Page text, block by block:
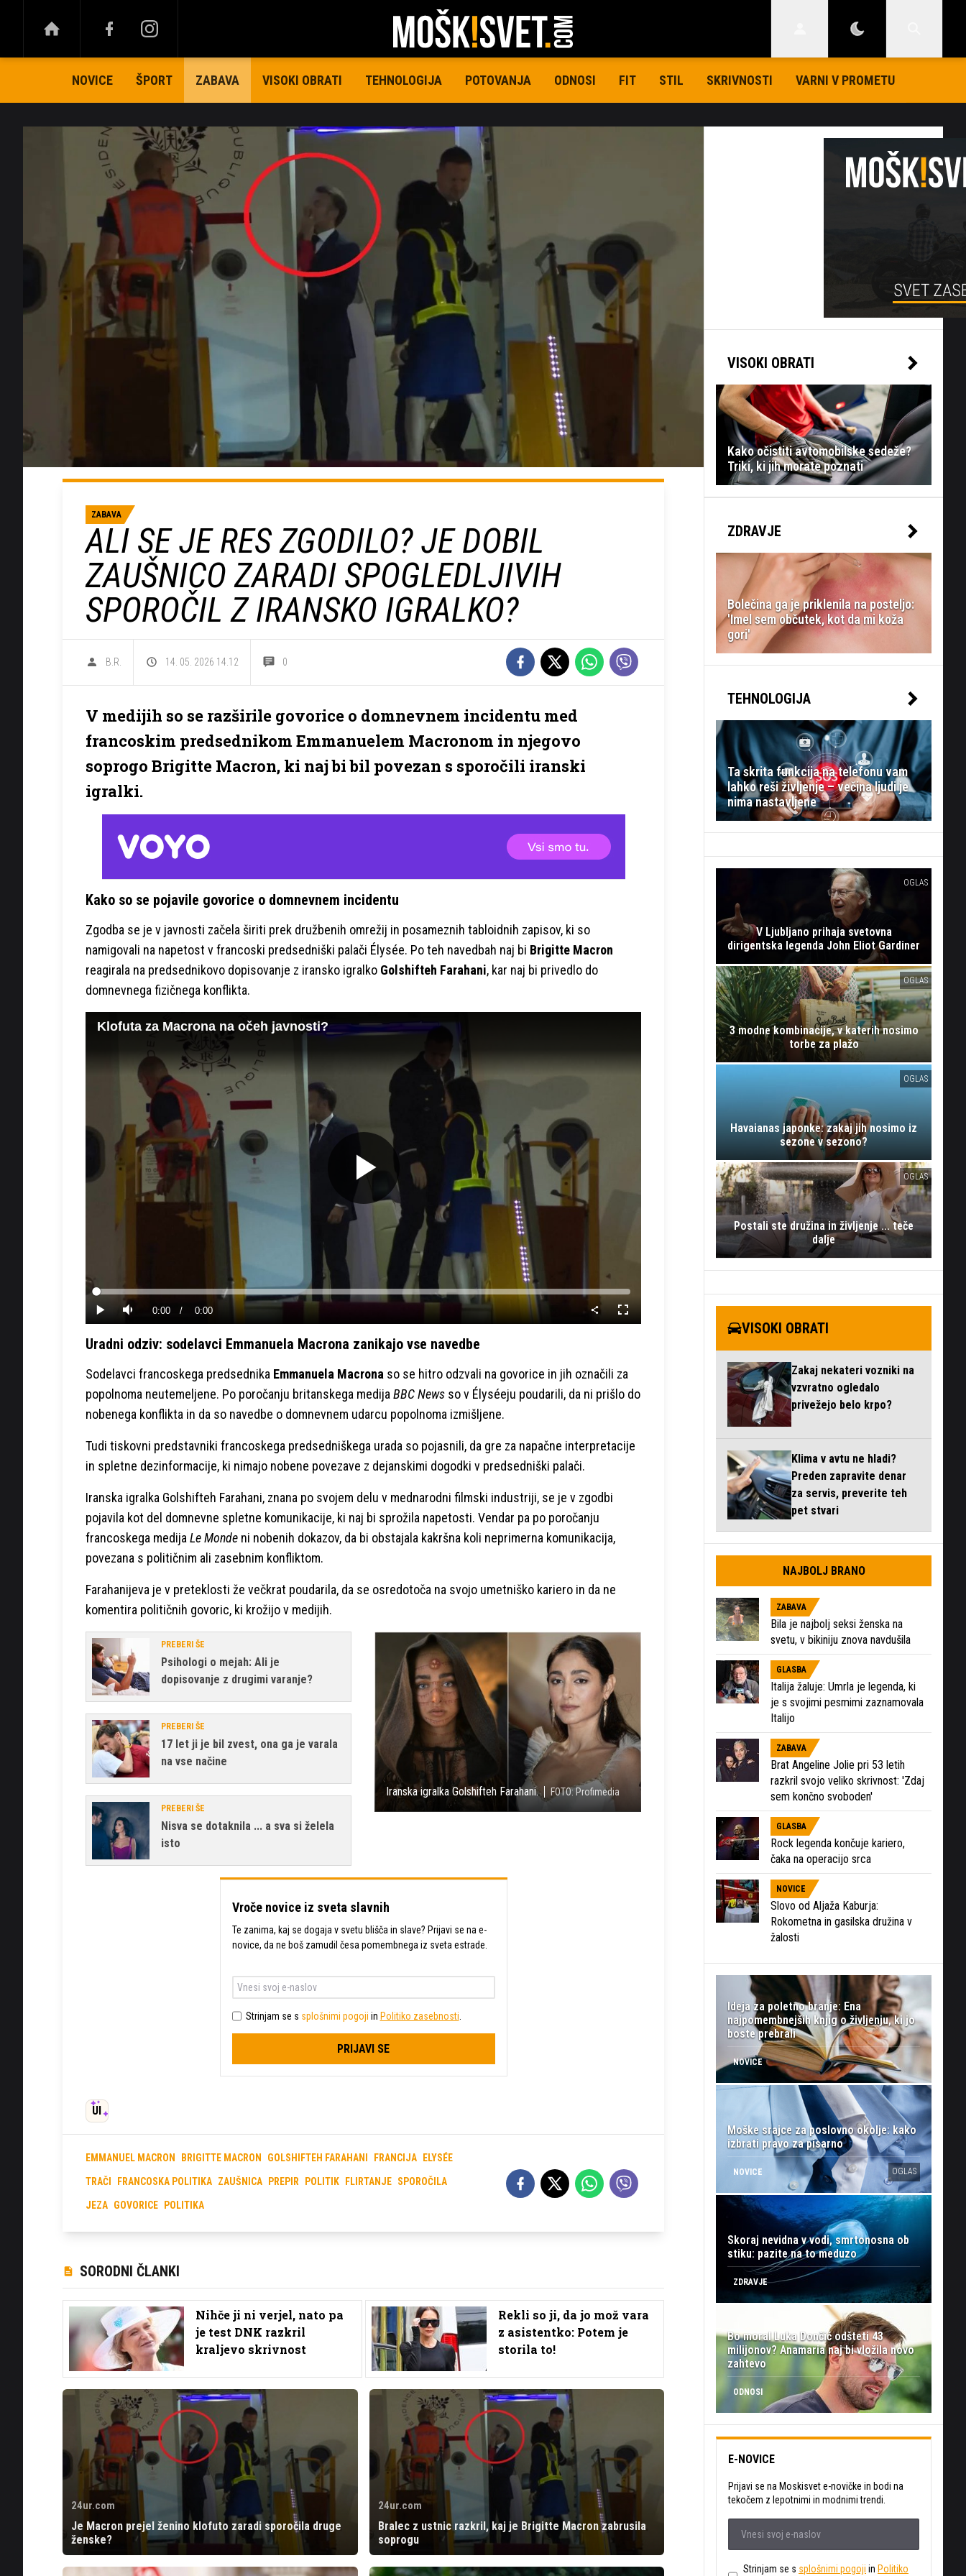
NOVICE ŠPORT ZABAVA VISOKI OBRATI TEHNOLOGIJA POTOVANJA ODNOSI FIT STIL SKRIVNOSTI VARNI V PROMETU
ZABAVA
ALI SE JE RES ZGODILO? JE DOBIL
ZAUŠNICO ZARADI SPOGLEDLJIVIH
SPOROČIL Z IRANSKO IGRALKO?
B.R. 14. 05. 2026 14.12 0
V medijih so se razširile govorice o domnevnem incidentu med
francoskim predsednikom Emmanuelem Macronom in njegovo
soprogo Brigitte Macron, ki naj bi bil povezan s sporočili iranski
igralki.
Kako so se pojavile govorice o domnevnem incidentu
Zgodba se je v javnosti začela širiti prek družbenih omrežij in posameznih tabloidnih zapisov, ki so
namigovali na napetost v francoski predsedniški palači Élysée. Po teh navedbah naj bi Brigitte Macron
reagirala na predsednikovo dopisovanje z iransko igralko Golshifteh Farahani, kar naj bi privedlo do
domnevnega fizičnega konflikta.
Klofuta za Macrona na očeh javnosti?
Predvajaj
PredvajajTiho Current
Time
0:00 / Duration
0:00
Loaded:
0%
Celozaslonski
način
Uradni odziv: sodelavci Emmanuela Macrona zanikajo vse navedbe
Sodelavci francoskega predsednika Emmanuela Macrona so se hitro odzvali na govorice in jih označili za
popolnoma neutemeljene. Po poročanju britanskega medijaBBC News so v Élyséeju poudarili, da ni prišlo do
nobenega konflikta in da so navedbe o domnevnem udarcu popolnoma izmišljene.
Tudi tiskovni predstavniki francoskega predsedniškega urada so pojasnili, da gre za napačne interpretacije
in spletne dezinformacije, ki nimajo nobene povezave z dejanskimi dogodki v predsedniški palači.
Iranska igralka Golshifteh Farahani, znana po svojem delu v mednarodni filmski industriji, se je v zgodbi
pojavila kot del domnevne spletne komunikacije, ki naj bi sprožila napetosti. Vendar pa po poročanju
francoskega medijaLe Monde ni nobenih dokazov, da bi obstajala kakršna koli neprimerna komunikacija,
povezana s političnim ali zasebnim konfliktom.
Farahanijeva je v preteklosti že večkrat poudarila, da se osredotoča na svojo umetniško kariero in da ne
komentira političnih govoric, ki krožijo v medijih.
Iranska igralka Golshifteh Farahani. FOTO: Profimedia
PREBERI ŠE
Psihologi o mejah: Ali je
dopisovanje z drugimi varanje?
PREBERI ŠE
17 let ji je bil zvest, ona ga je varala
na vse načine
PREBERI ŠE
Nisva se dotaknila ... a sva si želela
isto
Vroče novice iz sveta slavnih
Te zanima, kaj se dogaja v svetu blišča in slave? Prijavi se na e-
novice, da ne boš zamudil česa pomembnega iz sveta estrade.
Strinjam se s splošnimi pogoji in Politiko zasebnosti
PRIJAVI SE
UI
EMMANUEL MACRON BRIGITTE MACRON GOLSHIFTEH FARAHANI FRANCIJA ELYSÉE
TRAČI FRANCOSKA POLITIKA ZAUŠNICA PREPIR POLITIK FLIRTANJE SPOROČILA
JEZA GOVORICE POLITIKA
SORODNI ČLANKI
Nihče ji ni verjel, nato pa
je test DNK razkril
kraljevo skrivnost
Rekli so ji, da jo mož vara
z asistentko: Potem je
storila to!
24ur.com
Je Macron prejel ženino klofuto zaradi sporočila druge
ženske?
24ur.com
Bralec z ustnic razkril, kaj je Brigitte Macron zabrusila
soprogu
VISOKI OBRATI
Kako očistiti avtomobilske sedeže?
Triki, ki jih morate poznati
ZDRAVJE
Bolečina ga je priklenila na posteljo:
'Imel sem občutek, kot da mi koža
gori'
TEHNOLOGIJA
Ta skrita funkcija na telefonu vam
lahko reši življenje – večina ljudi je
nima nastavljene
OGLAS
V Ljubljano prihaja svetovna
dirigentska legenda John Eliot Gardiner
OGLAS
3 modne kombinacije, v katerih nosimo
torbe za plažo
OGLAS
Havaianas japonke: zakaj jih nosimo iz
sezone v sezono?
OGLAS
Postali ste družina in življenje ... teče
dalje
VISOKI OBRATI
Zakaj nekateri vozniki na
vzvratno ogledalo
privežejo belo krpo?
Klima v avtu ne hladi?
Preden zapravite denar
za servis, preverite teh
pet stvari
NAJBOLJ BRANO
ZABAVA
Bila je najbolj seksi ženska na
svetu, v bikiniju znova navdušila
GLASBA
Italija žaluje: Umrla je legenda, ki
je s svojimi pesmimi zaznamovala
Italijo
ZABAVA
Brat Angeline Jolie pri 53 letih
razkril svojo veliko skrivnost: 'Zdaj
sem končno svoboden'
GLASBA
Rock legenda končuje kariero,
čaka na operacijo srca
NOVICE
Slovo od Aljaža Kaburja:
Rokometna in gasilska družina v
žalosti
Ideja za poletno branje: Ena
najpomembnejših knjig o življenju, ki jo
boste prebrali
NOVICE
Moške srajce za poslovno okolje: kako
izbrati pravo za pisarno
NOVICE OGLAS
Skoraj nevidna v vodi, smrtonosna ob
stiku: pazite na to meduzo
ZDRAVJE
Bo moral Luka Dončić odšteti 43
milijonov? Anamaria naj bi vložila novo
zahtevo
ODNOSI
E-NOVICE
Prijavi se na Moskisvet e-novičke in bodi na
tekočem z lepotnimi in modnimi trendi.
Strinjam se s splošnimi pogoji in Politiko